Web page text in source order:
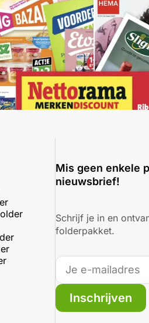
Mis geen enkele
nieuwsbrief!
Schrijf je in en
folderpakket.
Inschrijven